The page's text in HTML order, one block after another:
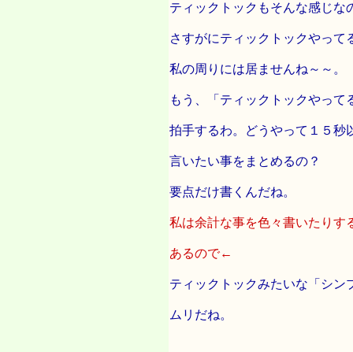
ティックトックもそんな感じな
さすがにティックトックやって
私の周りには居ませんね～～。
もう、「ティックトックやって
拍手するわ。どうやって１５秒
言いたい事をまとめるの？
要点だけ書くんだね。
私は余計な事を色々書いたりす
あるので←
ティックトックみたいな「シン
ムリだね。